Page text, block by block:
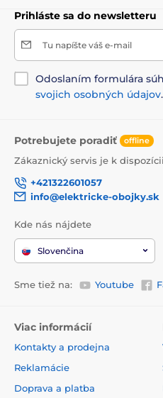
Prihláste sa do newsletteru
Tu napíšte váš e-mail
Odoslaním formulára
svojich osobných údajov.
Potrebujete poradiť offline
Zákaznický servis je k dispozícii
+421322601057
info@elektricke-obojky.sk
Kde nás nájdete
Slovenčina
Sme tiež na: Youtube
Viac informácií
Kontakty a prodejna
Reklamácie
Doprava a platba